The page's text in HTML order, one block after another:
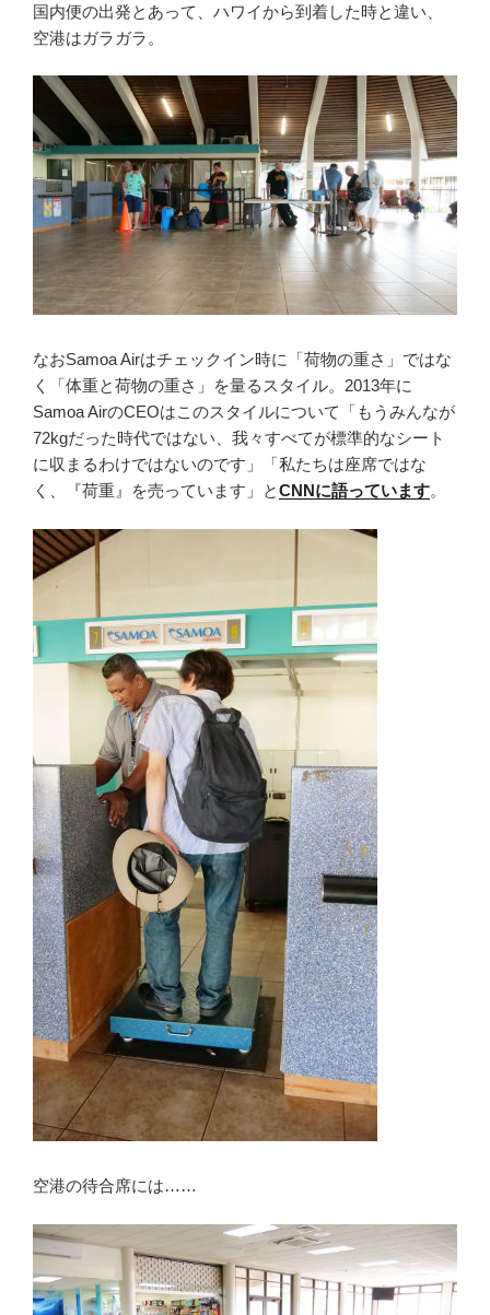
国内便の出発とあって、ハワイから到着した時と違い、
空港はガラガラ。
なおSamoa Airはチェックイン時に「荷物の重さ」ではな
く「体重と荷物の重さ」を量るスタイル。2013年に
Samoa AirのCEOはこのスタイルについて「もうみんなが
72kgだった時代ではない、我々すべてが標準的なシート
に収まるわけではないのです」「私たちは座席ではな
く、『荷重』を売っています」とCNNに語っています。
空港の待合席には……